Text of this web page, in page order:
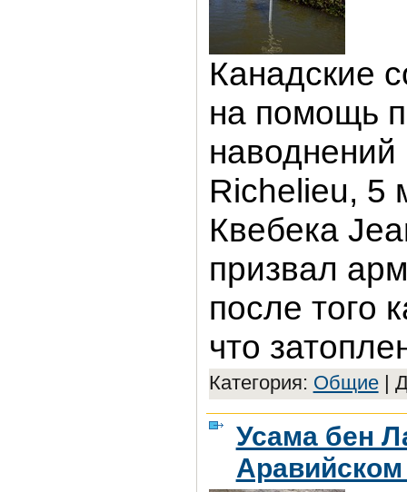
Канадские
на помощь
Richelieu, 5
Квебека
призвал
после того
что
Категория: Общие|
Усама бен